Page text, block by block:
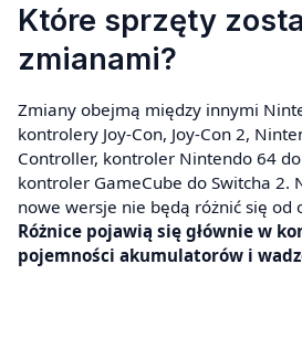
Które sprzęty
zmianami?
Zmiany obejmą między innymi
kontrolery Joy-Con, Joy-Con 2,
Controller, kontroler Nintendo 64
kontroler GameCube do Switcha 2.
nowe wersje nie będą różnić się od
Różnice pojawią się głównie w
pojemności akumulatorów i